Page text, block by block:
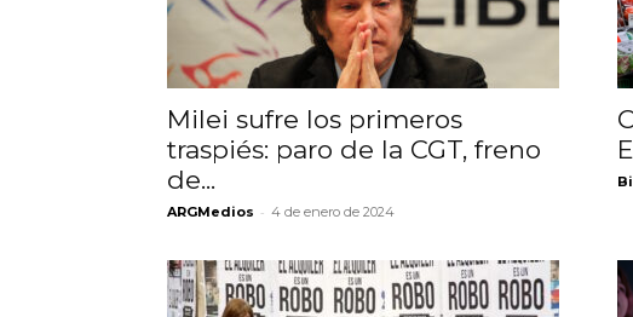
Milei sufre los primeros
traspiés: paro de la CGT, freno
de...
ARGMedios - 4 de enero de 2024